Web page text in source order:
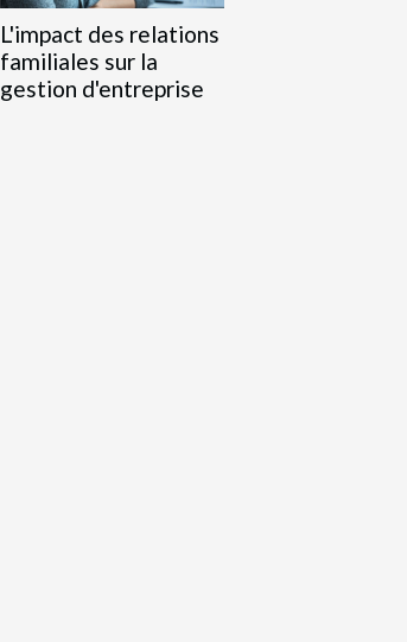
L'impact des relations
familiales sur la
gestion d'entreprise